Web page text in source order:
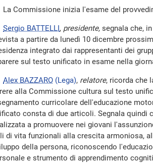
Commissione inizia l'esame del
Sergio BATTELLI, presidente, segnala che,
a partire da lunedì 10 dicembre
integrato dai rappresentanti dei
sul testo unificato in esame nella
Alex BAZZARO (Lega), relatore, ricorda che
alla Commissione cultura sul testo
curricolare dell'educazione
consta di due articoli. Segnala quindi
a promuovere nei giovani
di vita funzionali alla crescita armoniosa,
della persona, riconoscendo
e strumento di apprendimento